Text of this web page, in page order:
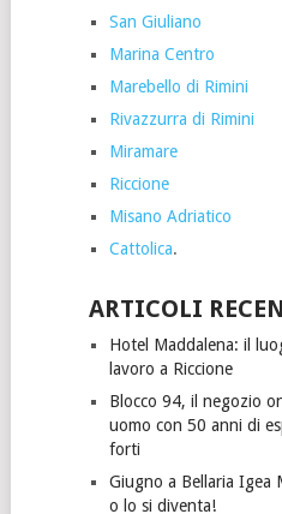
San Giuliano
Marina Centro
Marebello di Rimini
Rivazzurra di Rimini
Miramare
Riccione
Misano Adriatico
Cattolica.
ARTICOLI
Hotel Maddalena: il
lavoro a Riccione
Blocco 94, il negozio
uomo con 50 anni di
forti
Giugno a Bellaria Igea
o lo si diventa!